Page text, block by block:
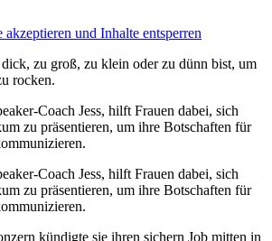
und Inhalte entsperren
zu groß, zu klein oder zu dünn bist, um
rocken.
Coach Jess, hilft Frauen dabei, sich
zu präsentieren, um ihre Botschaften für
Coach Jess, hilft Frauen dabei, sich
zu präsentieren, um ihre Botschaften für
kündigte sie ihren sichern Job mitten in